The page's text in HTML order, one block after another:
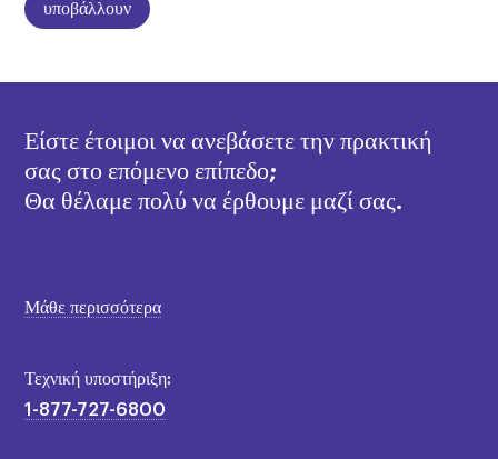
υποβάλλουν
Είστε έτοιμοι να ανεβάσετε την πρακτική
σας στο επόμενο επίπεδο;
Θα θέλαμε πολύ να έρθουμε μαζί σας.
Μάθε περισσότερα
Τεχνική υποστήριξη:
1-877-727-6800